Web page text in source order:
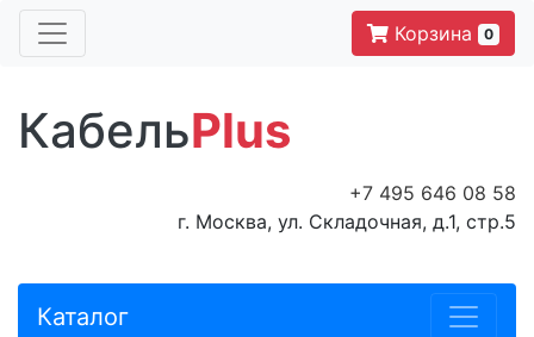
Корзина 0
КабельPlus
+7 495 646 08 58
г. Москва, ул. Складочная, д.1, стр.5
Каталог